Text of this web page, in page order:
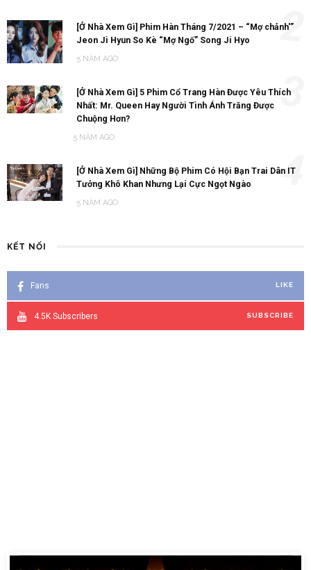
[Ở Nhà Xem Gì] Phim Hàn Tháng 7/2021 – “Mợ chảnh'”
Jeon Ji Hyun So Kè “Mợ Ngố” Song Ji Hyo
5 NĂM AGO
2
[Ở Nhà Xem Gì] 5 Phim Cổ Trang Hàn Được Yêu Thích
Nhất: Mr. Queen Hay Người Tình Ánh Trăng Được
Chuộng Hơn?
5 NĂM AGO
3
[Ở Nhà Xem Gì] Những Bộ Phim Có Hội Bạn Trai Dân IT
Tưởng Khô Khan Nhưng Lại Cực Ngọt Ngào
5 NĂM AGO
4
KẾT NỐI
Fans LIKE
4.5K Subscribers SUBSCRIBE